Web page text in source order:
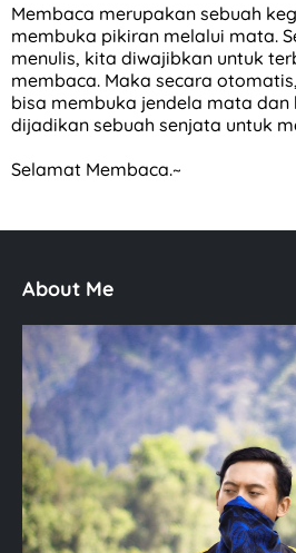
Membaca merupakan sebuah
membuka pikiran melalui mata.
menulis, kita diwajibkan untuk
membaca. Maka secara
bisa membuka jendela mata dan
dijadikan sebuah senjata untuk
Selamat Membaca.~
About Me